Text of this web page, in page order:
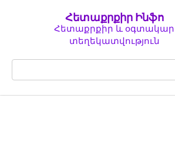
Հետաքրքիր Ինֆո
Հետաքրքիր և օգտակար
տեղեկատվություն